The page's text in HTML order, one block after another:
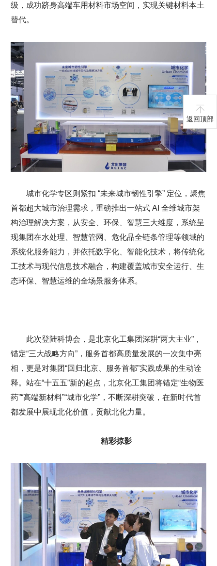
级，成功跻身高端车用材料市场空间，实现关键材料本土
替代。
城市化学专区则紧扣 “未来城市韧性引擎” 定位，聚焦
首都超大城市治理需求，重磅推出一站式 AI 全维城市架
构治理解决方案，从安全、环保、智慧三大维度，系统呈
现集团在水处理、智慧管网、危化品全链条管理等领域的
系统化服务能力，并依托数字化、智能化技术，将传统化
工技术与现代信息技术融合，构建覆盖城市安全运行、生
态环保、智慧运维的全场景服务体系。
此次登陆科博会，是北京化工集团深耕“两大主业”，
锚定“三大战略方向”，服务首都高质量发展的一次集中亮
相，更是对集团“回归北京、服务首都”实践成果的生动诠
释。站在“十五五”新的起点，北京化工集团将锚定“生物医
药”“高端新材料”“城市化学”，不断深耕突破，在新时代首
都发展中展现北化价值，贡献北化力量。
精彩掠影
返回顶部